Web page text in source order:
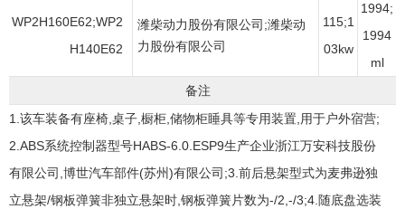
WP2H160E62;WP2
H140E62
潍柴动力股份有限公司;潍柴动
力股份有限公司
115;1
03kw
1994;
1994
ml
备注
1.该车装备有座椅,桌子,橱柜,储物柜睡具等专用装置,用于户外宿营;
2.ABS系统控制器型号HABS-6.0.ESP9生产企业浙江万安科技股份
有限公司,博世汽车部件(苏州)有限公司;3.前后悬架型式为麦弗逊独
立悬架/钢板弹簧非独立悬架时,钢板弹簧片数为-/2,-/3;4.随底盘选装